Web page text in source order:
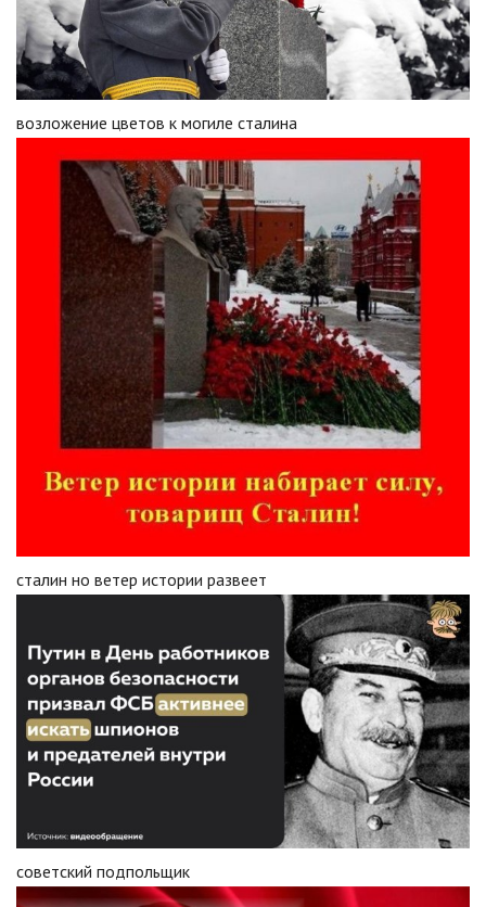
возложение цветов к могиле сталина
сталин но ветер истории развеет
советский подпольщик